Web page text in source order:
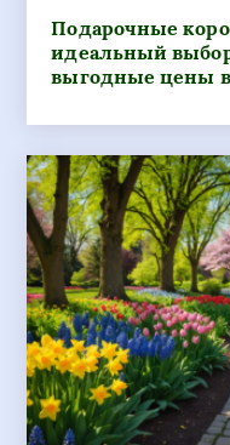
Подарочные
идеальный
выгодные цены